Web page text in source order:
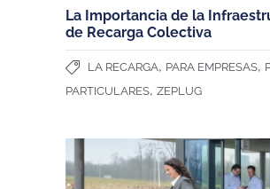
La Importancia de la
de Recarga Colectiva
LA RECARGA, PARA EMPRESAS,
PARTICULARES, ZEPLUG